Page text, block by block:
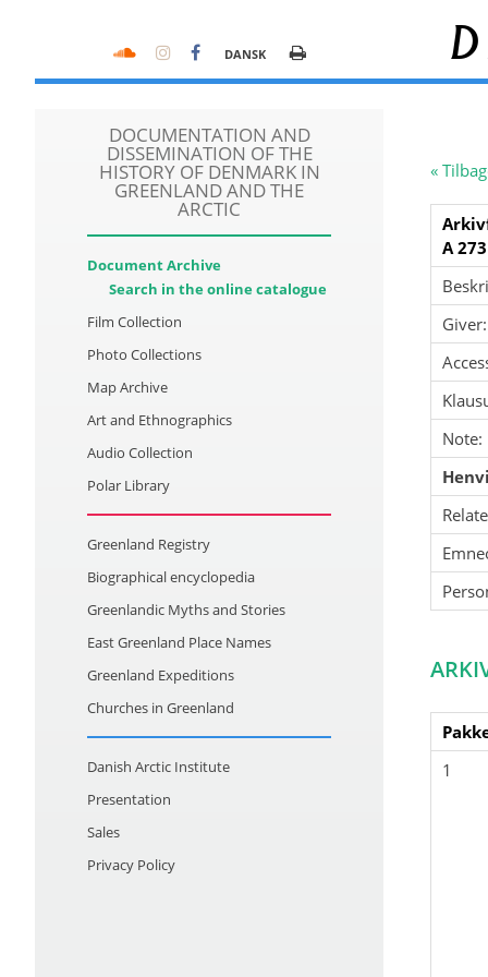
DANSK
DOCUMENTATION AND
DISSEMINATION OF THE
HISTORY OF DENMARK IN
GREENLAND AND THE
ARCTIC
Document Archive
Search in the online catalogue
Film Collection
Photo Collections
Map Archive
Art and Ethnographics
Audio Collection
Polar Library
Greenland Registry
Biographical encyclopedia
Greenlandic Myths and Stories
East Greenland Place Names
Greenland Expeditions
Churches in Greenland
Danish Arctic Institute
Presentation
Sales
Privacy Policy
«
A 273
Giver:
Note:
1